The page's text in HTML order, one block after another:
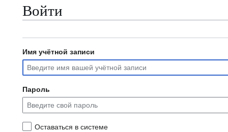
Войти
Имя учётной записи
Пароль
Оставаться в системе